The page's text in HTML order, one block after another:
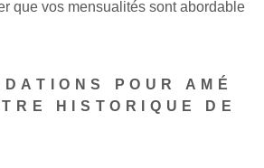
que vos mensualités sont abordable
POUR AMÉ
HISTORIQUE DE